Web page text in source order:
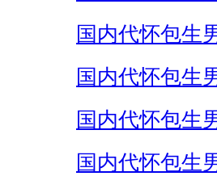
国内代怀包生
国内代怀包生
国内代怀包生
国内代怀包生